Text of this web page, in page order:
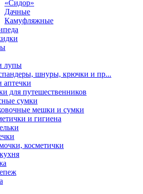
«Сидор»
Дачные
Камуфляжные
лупы
шнуры, крючки и пр...
для путешественников
сумки
мешки и сумки
и гигиена
косметички